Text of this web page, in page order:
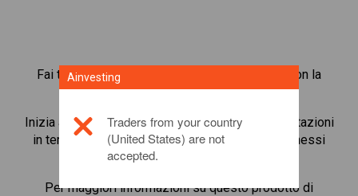
Fai trading in oltre 1.000 azioni internazionali con la
piattaforma di trading in CFD di Ainvesting.
Inizia a fare trading in CFD suCapita. Ottieni quotazioni
in tempo reale e ricevi dividendi, come se detenessi
l’azione stessa.
Per maggiori informazioni su questo prodotto di
Ainvesting
Traders from your country
(United States) are not
accepted.